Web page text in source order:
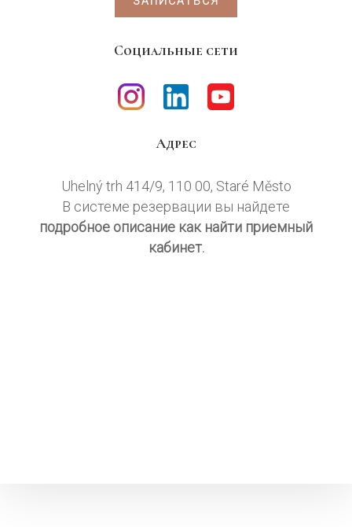
Социальные сети
Адрес
Uhelný trh 414/9, 110 00, Staré Město
В системе резервации вы найдете
подробное описание как найти приемный
кабинет.